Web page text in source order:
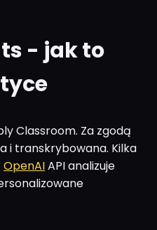
- jak to
Classroom. Za zgodą
i transkrybowana. Kilka
OpenAIAPI analizuje